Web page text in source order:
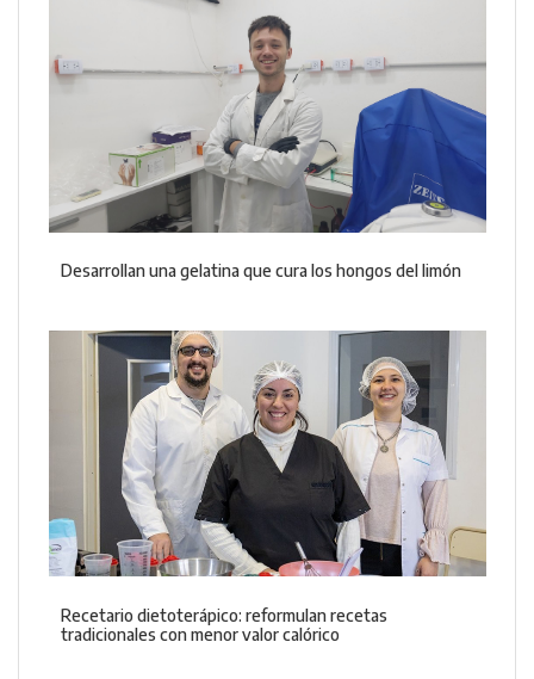
Desarrollan una gelatina que cura los hongos del limón
Recetario dietoterápico: reformulan recetas
tradicionales con menor valor calórico